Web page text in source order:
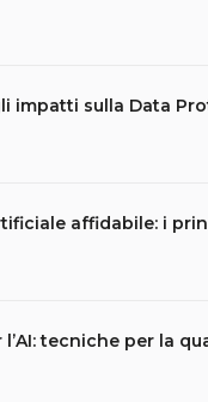
impatti sulla Data
affidabile: i
tecniche per la